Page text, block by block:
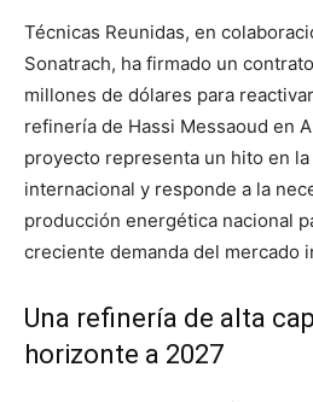
Técnicas Reunidas, en
Sonatrach, ha firmado un
millones de dólares para
refinería de Hassi Messaoud en
proyecto representa un hito en
internacional y responde a la
producción energética nacional
creciente demanda del mercado
Una refinería de alta
horizonte a 2027